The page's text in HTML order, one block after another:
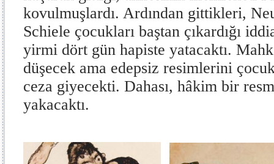
kovulmuşlardı. Ardından gittikleri,
Schiele çocukları baştan çıkardığı
yirmi dört gün hapiste yatacaktı.
düşecek ama edepsiz resimlerini
ceza giyecekti. Dahası, hâkim bir
yakacaktı.